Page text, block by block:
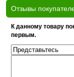
Отзывы
К данному товару
первым.